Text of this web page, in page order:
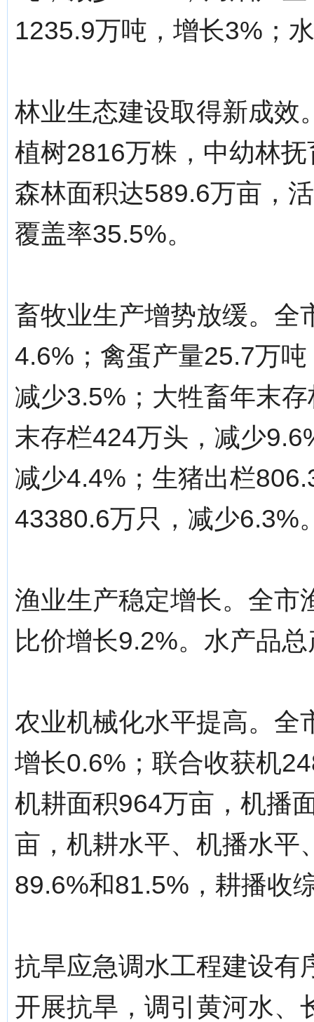
1235.9万吨，增长3%；
林业生态建设取得新成效
植树2816万株，中幼林
森林面积达589.6万亩，
覆盖率35.5%。
畜牧业生产增势放缓。全
4.6%；禽蛋产量25.7万
减少3.5%；大牲畜年末
末存栏424万头，减少
减少4.4%；生猪出栏
43380.6万只，减少6.3%
渔业生产稳定增长。全市
比价增长9.2%。水产品
农业机械化水平提高。全
增长0.6%；联合收获机
机耕面积964万亩，机播
亩，机耕水平、机播水平
89.6%和81.5%，耕播收
抗旱应急调水工程建设有
开展抗旱，调引黄河水、